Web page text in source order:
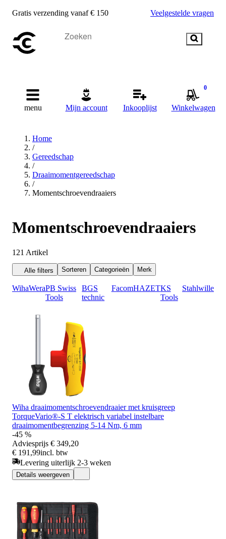
Gratis verzending vanaf € 150 Veelgestelde vragen
menu Mijn account Inkooplijst
0
Winkelwagen
Home
/
Gereedschap
/
Draaimomentgereedschap
/
Momentschroevendraaiers
Momentschroevendraaiers
121 Artikel
Alle filters Sorteren Categorieën Merk
WihaWeraPB Swiss
Tools
BGS
technic
FacomHAZETKS
Tools
Stahlwille
Wiha draaimomentschroevendraaier met kruisgreep
TorqueVario®-S T elektrisch variabel instelbare
draaimomentbegrenzing 5-14 Nm, 6 mm
-45 %
Adviesprijs € 349,20
€ 191,99incl. btw
Levering uiterlijk 2-3 weken
Details weergeven